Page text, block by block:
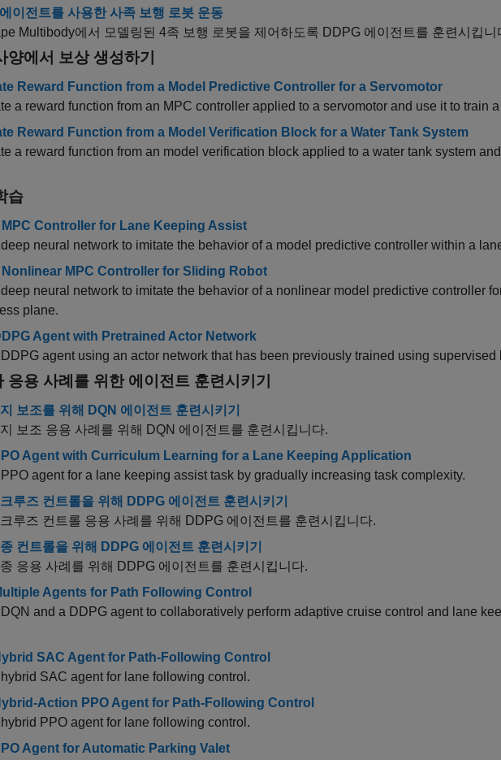
이전트를 사용한 사족 보행 로봇 운동
Multibody에서 모델링된 4족 보행 로봇을 제어하도록 DDPG 에이전트를 훈련시킵니
양에서 보상 생성하기
Reward Function from a Model Predictive Controller for a Servomotor
a reward function from an MPC controller applied to a servomotor and use it to train
Reward Function from a Model Verification Block for a Water Tank System
a reward function from an model verification block applied to a water tank system
습
MPC Controller for Lane Keeping Assist
neural network to imitate the behavior of a model predictive controller within a
Nonlinear MPC Controller for Sliding Robot
neural network to imitate the behavior of a nonlinear model predictive controller
plane.
Agent with Pretrained Actor Network
agent using an actor network that has been previously trained using supervised
응용 사례를 위한 에이전트 훈련시키기
보조를 위해 DQN 에이전트 훈련시키기
보조 응용 사례를 위해 DQN 에이전트를 훈련시킵니다.
Agent with Curriculum Learning for a Lane Keeping Application
agent for a lane keeping assist task by gradually increasing task complexity.
루즈 컨트롤을 위해 DDPG 에이전트 훈련시키기
루즈 컨트롤 응용 사례를 위해 DDPG 에이전트를 훈련시킵니다.
컨트롤을 위해 DDPG 에이전트 훈련시키기
응용 사례를 위해 DDPG 에이전트를 훈련시킵니다.
Agents for Path Following Control
and a DDPG agent to collaboratively perform adaptive cruise control and lane
SAC Agent for Path-Following Control
SAC agent for lane following control.
Action PPO Agent for Path-Following Control
PPO agent for lane following control.
Agent for Automatic Parking Valet